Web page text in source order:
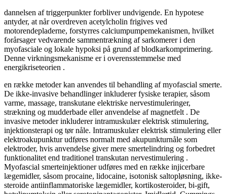
dannelsen af triggerpunkter forbliver undvigende. En hypotese
antyder, at når overdreven acetylcholin frigives ved
motorendepladerne, forstyrres calciumpumpemekanismen, hvilket
forårsager vedvarende sammentrækning af sarkomerer i den
myofasciale og lokale hypoksi på grund af blodkarkomprimering.
Denne virkningsmekanisme er i overensstemmelse med
energikriseteorien .
en række metoder kan anvendes til behandling af myofascial smerte.
De ikke-invasive behandlinger inkluderer fysiske terapier, såsom
varme, massage, transkutane elektriske nervestimuleringer,
strækning og mudderbade eller anvendelse af magnetfelt . De
invasive metoder inkluderer intramuskulær elektrisk stimulering,
injektionsterapi og tør nåle. Intramuskulær elektrisk stimulering eller
elektroakupunktur udføres normalt med akupunkturnåle som
elektroder, hvis anvendelse giver mere smertelindring og forbedret
funktionalitet end traditionel transkutan nervestimulering .
Myofascial smerteinjektioner udføres med en række injicerbare
lægemidler, såsom procaine, lidocaine, isotonisk saltopløsning, ikke-
steroide antiinflammatoriske lægemidler, kortikosteroider, bi-gift,